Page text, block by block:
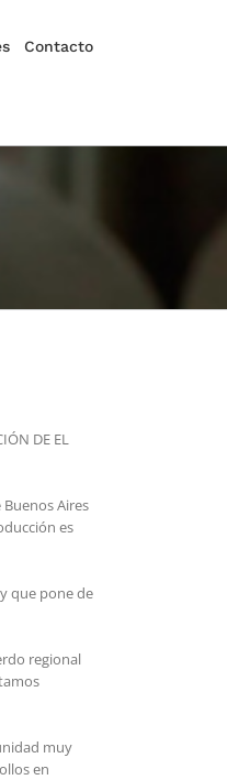
Contacto
DE EL
Aires
es
que pone de
regional
muy
en